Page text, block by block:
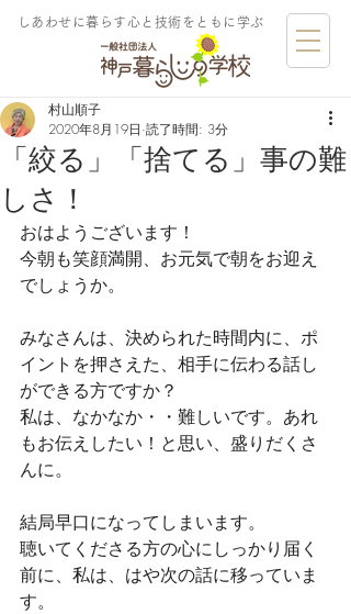
しあわせに暮らす​心と技術をともに学ぶ
「絞る」「捨てる」事の難
しさ！
村山順子
2020年8月19日 読了時間: 3分
おはようございます！
今朝も笑顔満開、お元気で朝をお迎え
でしょうか。
みなさんは、決められた時間内に、ポ
イントを押さえた、相手に伝わる話し
ができる方ですか？
私は、なかなか・・難しいです。あれ
もお伝えしたい！と思い、盛りだくさ
んに。
結局早口になってしまいます。
聴いてくださる方の心にしっかり届く
前に、私は、はや次の話に移っていま
す。